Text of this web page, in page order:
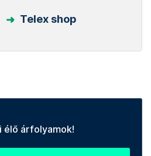
Telex shop
élő árfolyamok!